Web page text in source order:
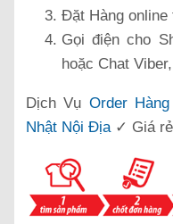
Đặt Hàng online
Gọi điện cho
hoặc Chat
Dịch Vụ Order
Nhật Nội Địa✓ Giá rẻ